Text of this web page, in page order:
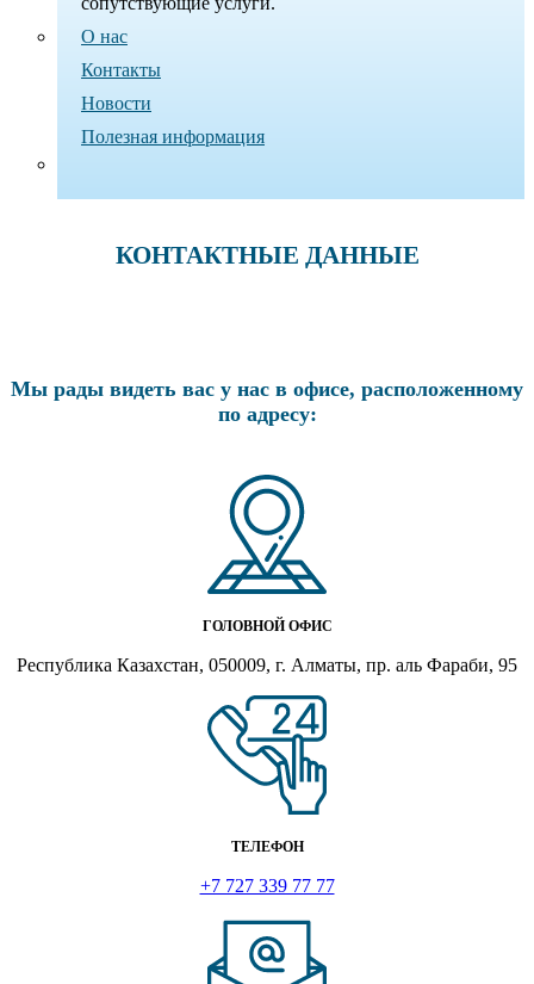
О нас
Контакты
Новости
Полезная информация
КОНТАКТНЫЕ ДАННЫЕ
Мы рады видеть вас у нас в офисе, расположенному
по адресу:
ГОЛОВНОЙ ОФИС
Республика Казахстан, 050009, г. Алматы, пр. аль Фараби, 95
ТЕЛЕФОН
+7 727 339 77 77